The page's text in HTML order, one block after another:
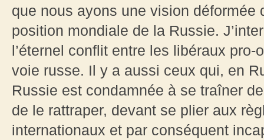
que nous ayons une vision
position mondiale de la Russie.
l’éternel conflit entre les libéraux
voie russe. Il y a aussi ceux qui, en
Russie est condamnée à se traîner
de le rattraper, devant se plier aux
internationaux et par conséquent